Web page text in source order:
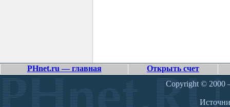
PHnet.ru — главная
Открыть счет
Copyright © 2000